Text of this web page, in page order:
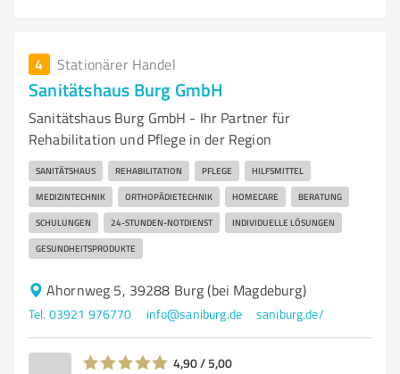
4 Stationärer Handel
Sanitätshaus Burg GmbH
Sanitätshaus Burg GmbH - Ihr Partner für
Rehabilitation und Pflege in der Region
SANITÄTSHAUS REHABILITATION PFLEGE HILFSMITTEL
MEDIZINTECHNIK ORTHOPÄDIETECHNIK HOMECARE BERATUNG
SCHULUNGEN 24-STUNDEN-NOTDIENST INDIVIDUELLE LÖSUNGEN
GESUNDHEITSPRODUKTE
Ahornweg 5, 39288 Burg (bei Magdeburg)
Tel. 03921 976770 info@saniburg.de saniburg.de/
4,90 / 5,00